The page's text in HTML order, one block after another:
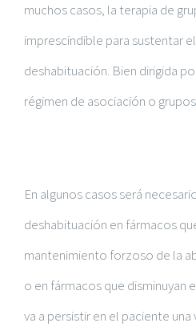
muchos casos, la terapia de
imprescindible para sustentar
deshabituación. Bien dirigida
régimen de asociación o
En algunos casos será
deshabituación en fármacos
mantenimiento forzoso de la
o en fármacos que disminuyan
va a persistir en el paciente